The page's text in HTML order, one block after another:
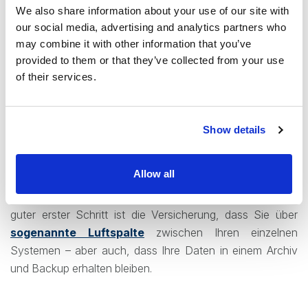
We also share information about your use of our site with
our social media, advertising and analytics partners who
may combine it with other information that you’ve
provided to them or that they’ve collected from your use
of their services.
Show details
Allow all
bereits Vertrauen aufgebaut hat. Der beste Weg, dies zu
verhindern, ist die Einrichtung von Arbeitsanweisungen,
die deutlich machen, wann eine scheinbar
vertrauenswürdige Anfrage aus dem Muster fällt und eine
´Manchmal reicht dies jedoch nicht aus, und ein Angriff
Ihr Unternehmen über eine Reihe von guten Backup-
Plänen verfügt, die verhindern, dass der Angriff mehrere
Schichten geschützter Systeme durchdringt und trifft. Ein
guter erster Schritt ist die Versicherung, dass Sie über
sogenannte Luftspalte zwischen Ihren einzelnen
Systemen – aber auch, dass Ihre Daten in einem Archiv
und Backup erhalten bleiben.